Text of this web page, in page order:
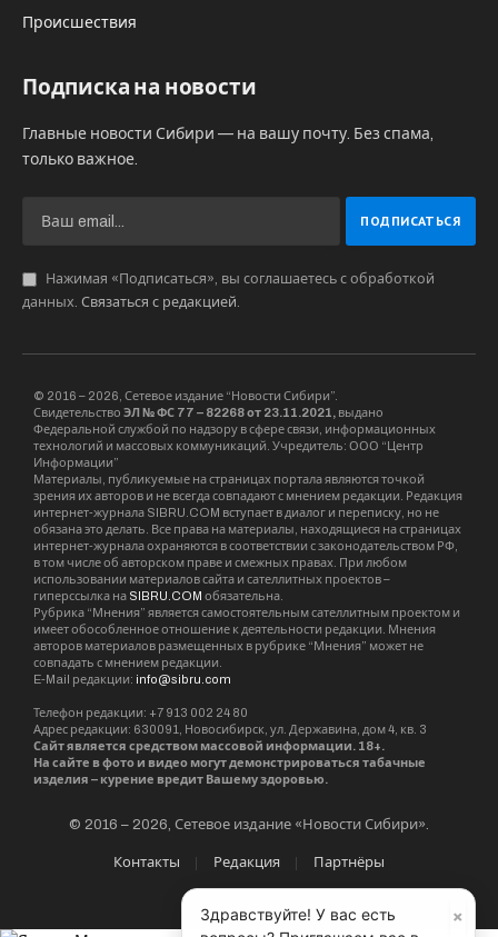
Происшествия
Подписка на новости
Главные новости Сибири — на вашу почту. Без спама,
только важное.
Нажимая «Подписаться», вы соглашаетесь с обработкой
данных. Связаться с редакцией.
© 2016 – 2026, Сетевое издание “Новости Сибири”.
Свидетельство ЭЛ № ФС 77 – 82268 от 23.11.2021, выдано
Федеральной службой по надзору в сфере связи, информационных
технологий и массовых коммуникаций. Учредитель: ООО “Центр
Информации”
Материалы, публикуемые на страницах портала являются точкой
зрения их авторов и не всегда совпадают с мнением редакции. Редакция
интернет-журнала SIBRU.COM вступает в диалог и переписку, но не
обязана это делать. Все права на материалы, находящиеся на страницах
интернет-журнала охраняются в соответствии с законодательством РФ,
в том числе об авторском праве и смежных правах. При любом
использовании материалов сайта и сателлитных проектов –
гиперссылка на SIBRU.COM обязательна.
Рубрика “Мнения” является самостоятельным сателлитным проектом и
имеет обособленное отношение к деятельности редакции. Мнения
авторов материалов размещенных в рубрике “Мнения” может не
совпадать с мнением редакции.
E-Mail редакции: info@sibru.com
Телефон редакции: +7 913 002 24 80
Адрес редакции: 630091, Новосибирск, ул. Державина, дом 4, кв. 3
Сайт является средством массовой информации. 18+.
На сайте в фото и видео могут демонстрироваться табачные
изделия – курение вредит Вашему здоровью.
© 2016 – 2026, Сетевое издание «Новости Сибири».
Контакты Редакция Партнёры
×
Здравствуйте! У вас есть